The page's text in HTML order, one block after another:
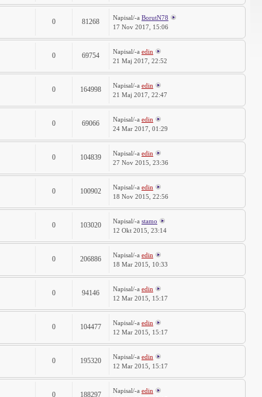
0 81268 Napisal/-a BorutN78
17 Nov 2017, 15:06
0 69754 Napisal/-a edin
21 Maj 2017, 22:52
0 164998 Napisal/-a edin
21 Maj 2017, 22:47
0 69066 Napisal/-a edin
24 Mar 2017, 01:29
0 104839 Napisal/-a edin
27 Nov 2015, 23:36
0 100902 Napisal/-a edin
18 Nov 2015, 22:56
0 103020 Napisal/-a stamo
12 Okt 2015, 23:14
0 206886 Napisal/-a edin
18 Mar 2015, 10:33
0 94146 Napisal/-a edin
12 Mar 2015, 15:17
0 104477 Napisal/-a edin
12 Mar 2015, 15:17
0 195320 Napisal/-a edin
12 Mar 2015, 15:17
0 188297 Napisal/-a edin